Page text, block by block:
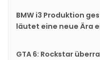
BMW i3 Produktion
läutet eine neue Ära
GTA 6: Rockstar